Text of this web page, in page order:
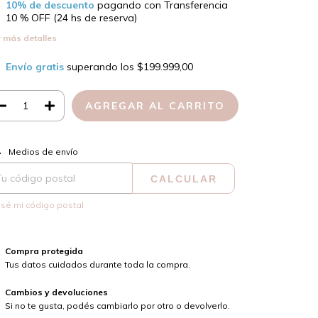
10% de descuento pagando con Transferencia
10 % OFF (24 hs de reserva)
más detalles
Envío gratis superando los $199.999,00
para el CP:
Medios de envío
CALCULAR
sé mi código postal
Compra protegida
Tus datos cuidados durante toda la compra.
Cambios y devoluciones
Si no te gusta, podés cambiarlo por otro o devolverlo.